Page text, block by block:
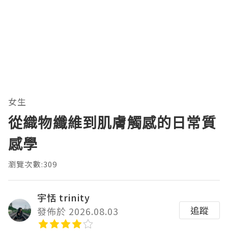
女生
從織物纖維到肌膚觸感的日常質
感學
瀏覽次數:309
宇恬 trinity
發佈於 2026.08.03
追蹤